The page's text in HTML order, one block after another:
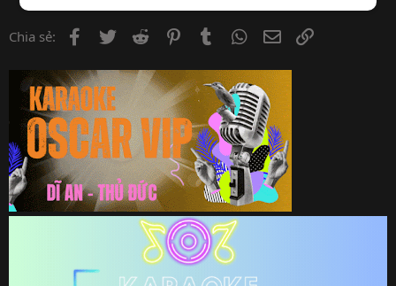
Chia sẻ: Facebook
Twitter Reddit PinterestTumblr WhatsApp
Email